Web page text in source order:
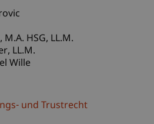
M.A. HSG, LL.M.
LL.M.
Wille
und Trustrecht